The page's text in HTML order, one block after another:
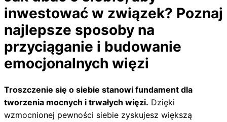
inwestować w związek? Poznaj
najlepsze sposoby na
przyciąganie i budowanie
emocjonalnych więzi
Troszczenie się o siebie stanowi fundament dla
tworzenia mocnych i trwałych więzi. Dzięki
wzmocnionej pewności siebie zyskujesz większą